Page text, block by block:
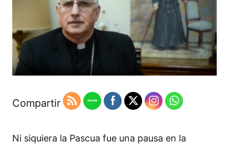
Compartir
Ni siquiera la Pascua fue una pausa en la